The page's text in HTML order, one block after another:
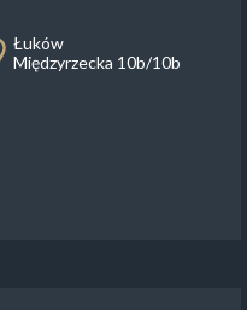
Łuków
Międzyrzecka 10b/10b